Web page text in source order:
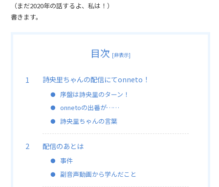
（まだ2020年の話するよ、私は！）
書きます。
目次 [非表示]
詩央里ちゃんの配信にてonneto！
序盤は詩央里のターン！
onnetoの出番が……
詩央里ちゃんの言葉
配信のあとは
事件
副音声動画から学んだこと